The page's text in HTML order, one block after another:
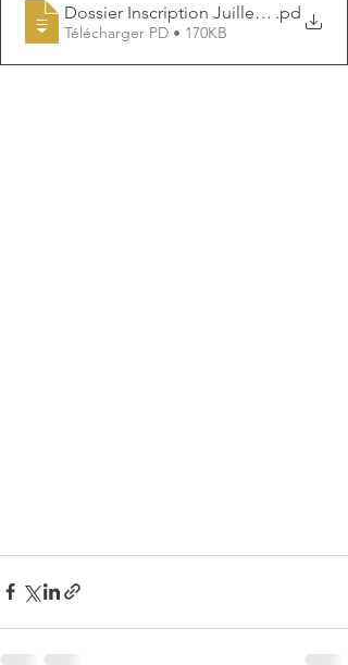
Dossier Inscription Juillet Août 2021
.pd
Télécharger PD • 170KB